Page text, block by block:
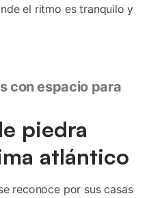
el ritmo es tranquilo y
con espacio para
piedra
atlántico
reconoce por sus casas